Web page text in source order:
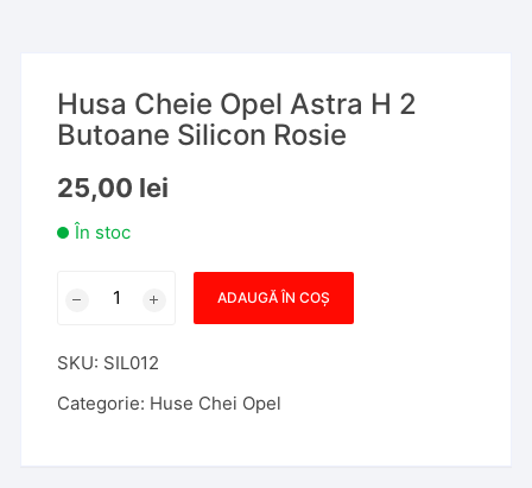
Husa Cheie Opel Astra H 2
Butoane Silicon Rosie
25,00 lei
În stoc
Opel
Astra
ADAUGĂ ÎN COȘ
SKU: SIL012
Categorie: Huse Chei Opel